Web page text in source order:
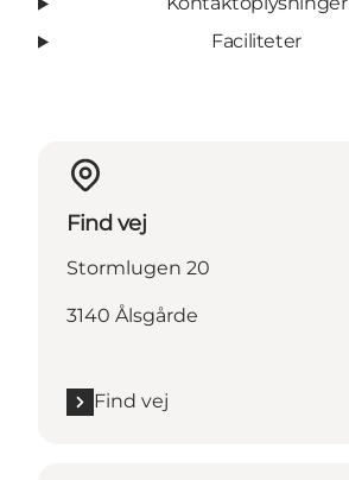
Faciliteter
Find vej
Stormlugen 20
3140 Ålsgårde
Find vej